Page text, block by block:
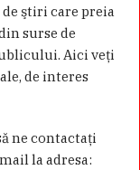
ştiri care preia
surse de
Aici veţi
de interes
ne contactaţi
la adresa: